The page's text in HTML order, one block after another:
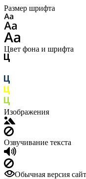
Размер шрифта
Цвет фона и шрифта
Изображения
Озвучивание текста
Обычная версия